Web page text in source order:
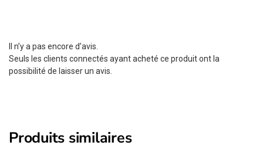
Il n’y a pas encore d’avis.
Seuls les clients connectés ayant acheté ce produit ont la
possibilité de laisser un avis.
Produits similaires